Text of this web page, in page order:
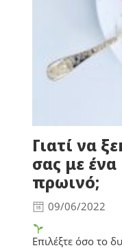
Γιατί να
σας με
πρωινό;
09/06/2022
Επιλέξτε όσο το